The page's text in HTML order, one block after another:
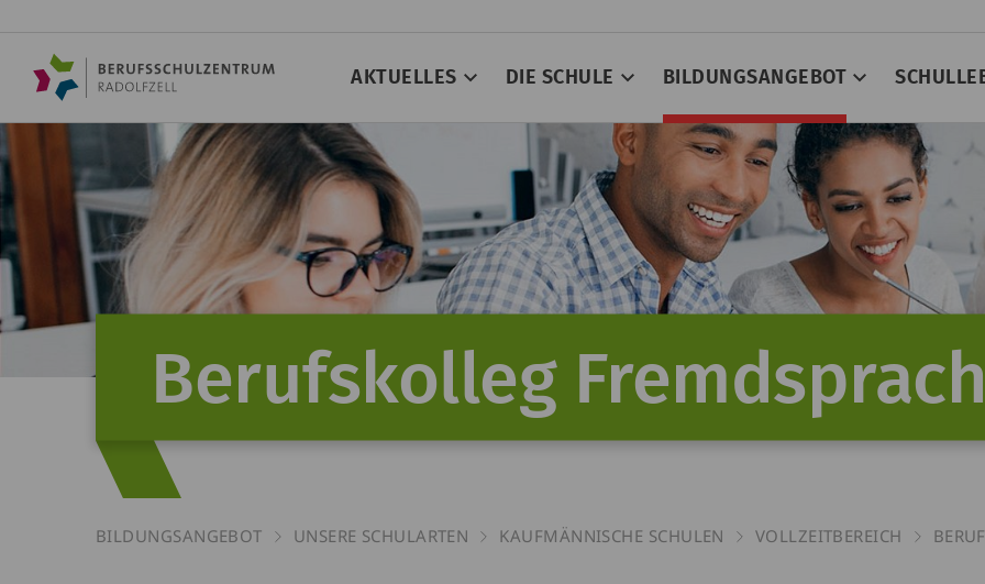
AKTUELLES DIE SCHULE BILDUNGSANGEBOT
Berufskolleg
BILDUNGSANGEBOT UNSERE SCHULARTEN KAUFMÄNNISCHE SCHULEN VOLLZEITBEREICH